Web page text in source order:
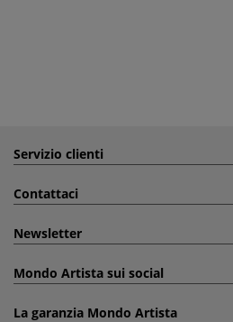
Servizio clienti
Contattaci
Newsletter
Mondo Artista sui social
La garanzia Mondo Artista